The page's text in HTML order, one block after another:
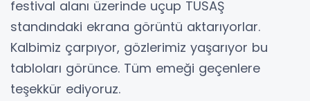
festival alanı üzerinde uçup TUSAŞ
standındaki ekrana görüntü aktarıyorlar.
Kalbimiz çarpıyor, gözlerimiz yaşarıyor bu
tabloları görünce. Tüm emeği geçenlere
teşekkür ediyoruz.